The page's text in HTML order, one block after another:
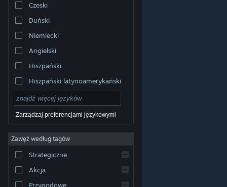
© Valve Corporation. Wszelkie prawa zastrzeżone.
właścicieli w Stanach Zjednoczonych i innych krajach.
dostępu
Umowa użytkownika Steam
pieniędzy |Ciasteczka
Czeski
Duński
Niemiecki
Angielski
Hiszpański
Hiszpański latynoamerykański
Zarządzaj preferencjami językowymi
Zawęź według tagów
Strategiczne
Akcja
Przygodowe